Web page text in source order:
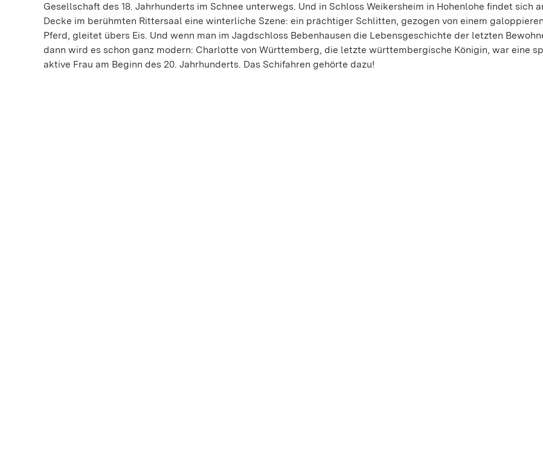
Gesellschaft des 18. Jahrhunderts im Schnee unterwegs. Und in Schloss Weikersheim in Hohenlohe findet sich
Decke im berühmten Rittersaal eine winterliche Szene: ein prächtiger Schlitten, gezogen von einem
Pferd, gleitet übers Eis. Und wenn man im Jagdschloss Bebenhausen die Lebensgeschichte der letzten
dann wird es schon ganz modern: Charlotte von Württemberg, die letzte württembergische Königin, war eine
aktive Frau am Beginn des 20. Jahrhunderts. Das Schifahren gehörte dazu!